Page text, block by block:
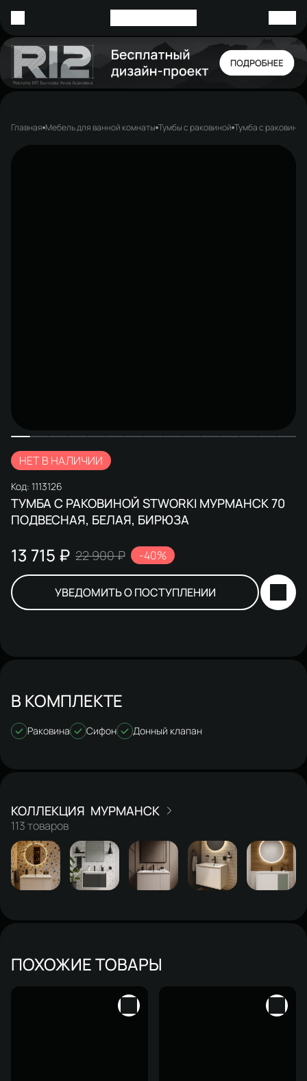
Главная Мебель для ванной комнаты Тумбы с раковиной Тумба с
НЕТ В НАЛИЧИИ
Код: 1113126
ТУМБА С РАКОВИНОЙ STWORKI МУРМАНСК 70
ПОДВЕСНАЯ, БЕЛАЯ, БИРЮЗА
13 715 ₽ 22 900 ₽ -40%
УВЕДОМИТЬ О ПОСТУПЛЕНИИ
В КОМПЛЕКТЕ
Раковина Сифон Донный клапан
МУРМАНСК
113 товаров
ПОХОЖИЕ ТОВАРЫ